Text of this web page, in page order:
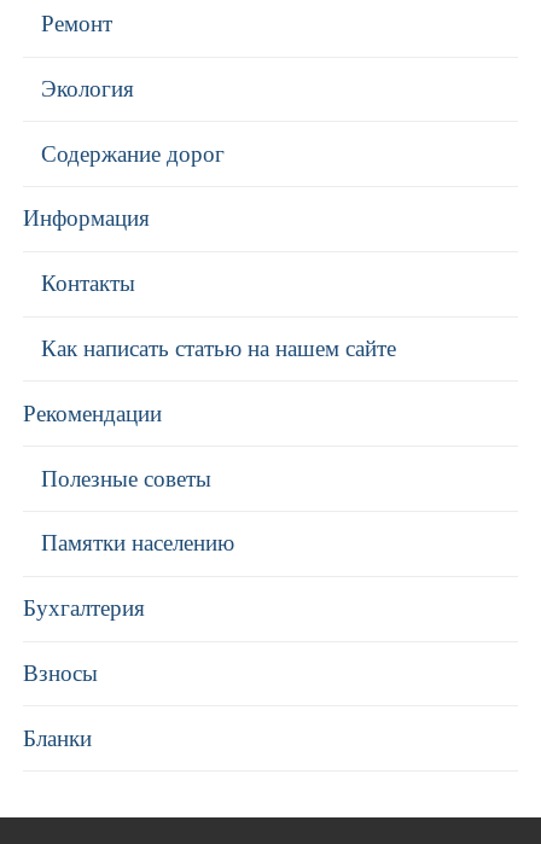
Ремонт
Экология
Содержание дорог
Информация
Контакты
Как написать статью на нашем сайте
Рекомендации
Полезные советы
Памятки населению
Бухгалтерия
Взносы
Бланки